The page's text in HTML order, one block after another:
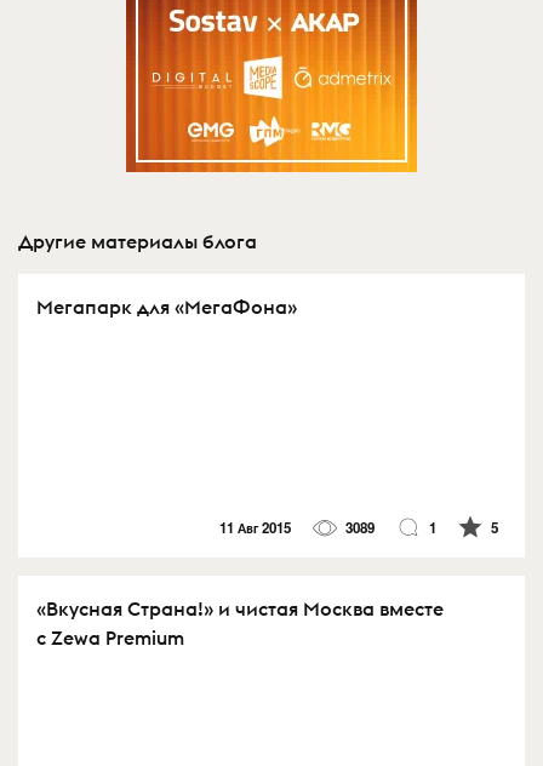
Другие материалы блога
Мегапарк для «МегаФона»
11 Авг 2015 3089 1 5
«Вкусная Страна!» и чистая Москва вместе
с Zewa Premium